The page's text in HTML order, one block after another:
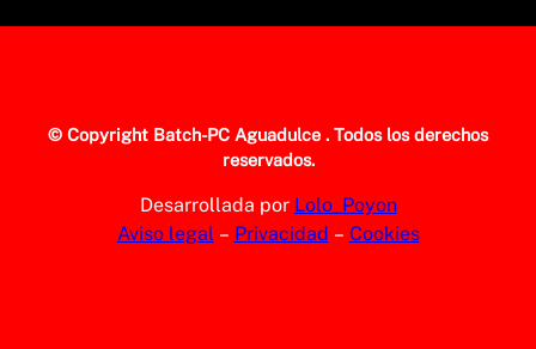
© Copyright Batch-PC Aguadulce . Todos los derechos
reservados.
Desarrollada por Lolo_Poyon
Aviso legal – Privacidad – Cookies